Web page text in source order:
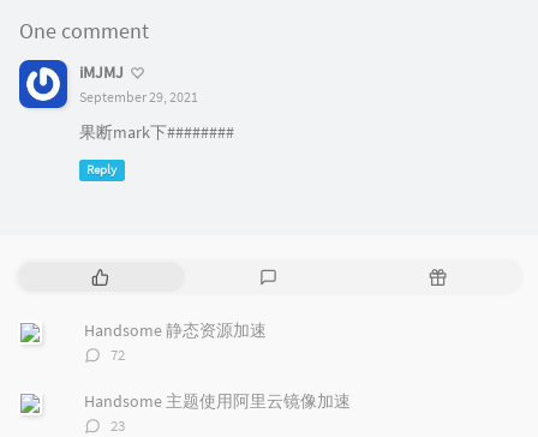
One comment
iMJMJ
September 29, 2021
果断mark下########
Reply
P
u
a
r
t
R
Handsome 静态资源加速
评
数：
72
Handsome 主题使用阿里云镜像加速
评
23